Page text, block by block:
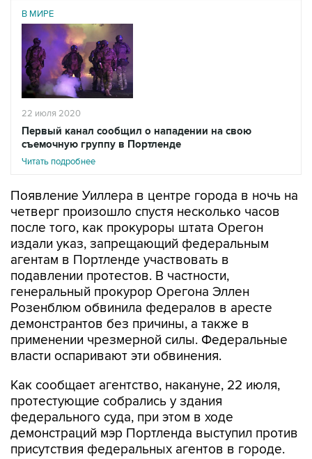
В МИРЕ
22 июля 2020
Первый канал сообщил о нападении на свою
съемочную группу в Портленде
Читать подробнее
Появление Уиллера в центре города в ночь на
четверг произошло спустя несколько часов
после того, как прокуроры штата Орегон
издали указ, запрещающий федеральным
агентам в Портленде участвовать в
подавлении протестов. В частности,
генеральный прокурор Орегона Эллен
Розенблюм обвинила федералов в аресте
демонстрантов без причины, а также в
применении чрезмерной силы. Федеральные
власти оспаривают эти обвинения.
Как сообщает агентство, накануне, 22 июля,
протестующие собрались у здания
федерального суда, при этом в ходе
демонстраций мэр Портленда выступил против
присутствия федеральных агентов в городе.